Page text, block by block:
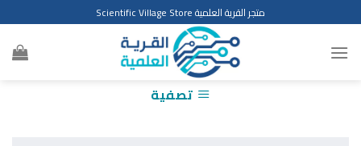
to
content
متجر القرية العلمية Scientific Village Store
تصفية